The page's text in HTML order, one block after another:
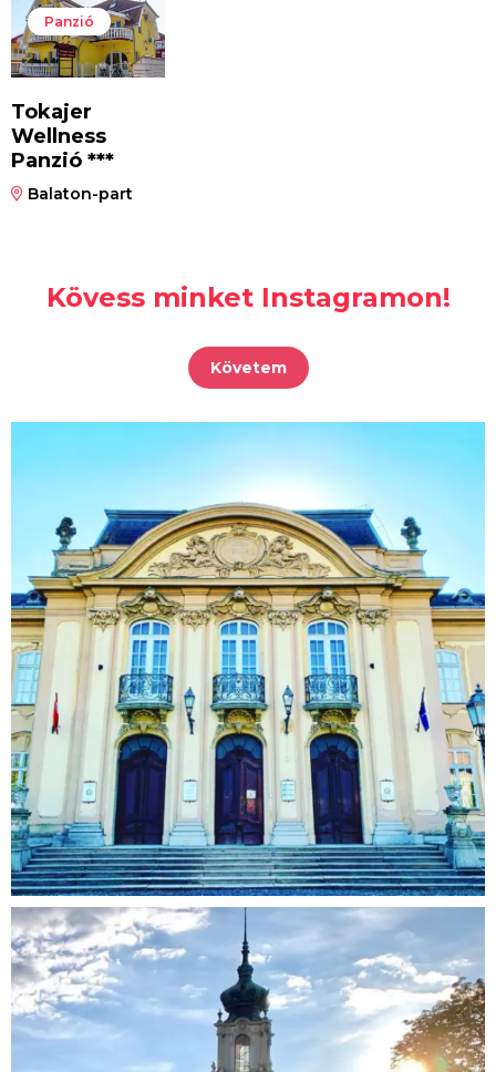
Panzió
Tokajer
Wellness
Panzió ***
Balaton-part
Kövess minket Instagramon!
Követem